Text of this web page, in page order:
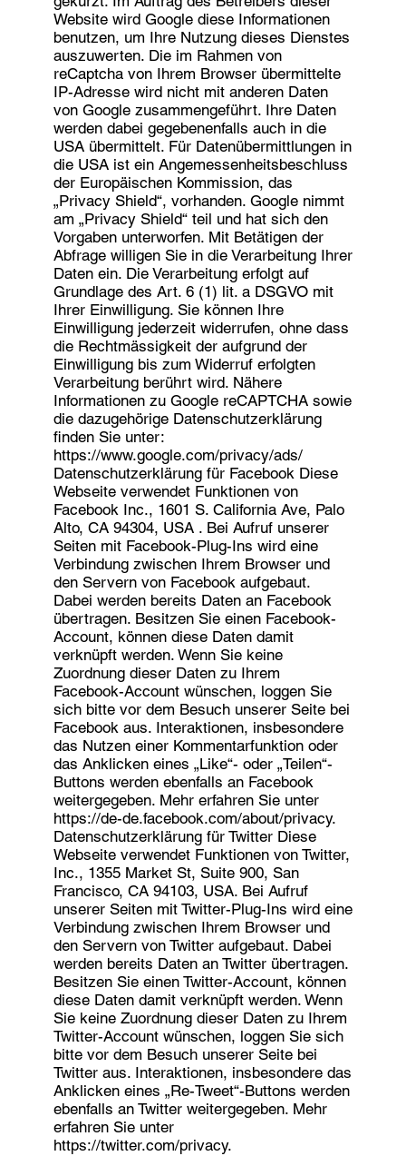
Website wird Google diese Informationen
benutzen, um Ihre Nutzung dieses Dienstes
auszuwerten. Die im Rahmen von
reCaptcha von Ihrem Browser übermittelte
IP-Adresse wird nicht mit anderen Daten
von Google zusammengeführt. Ihre Daten
werden dabei gegebenenfalls auch in die
USA übermittelt. Für Datenübermittlungen in
die USA ist ein Angemessenheitsbeschluss
der Europäischen Kommission, das
„Privacy Shield“, vorhanden. Google nimmt
am „Privacy Shield“ teil und hat sich den
Vorgaben unterworfen. Mit Betätigen der
Abfrage willigen Sie in die Verarbeitung Ihrer
Daten ein. Die Verarbeitung erfolgt auf
Grundlage des Art. 6 (1) lit. a DSGVO mit
Ihrer Einwilligung. Sie können Ihre
Einwilligung jederzeit widerrufen, ohne dass
die Rechtmässigkeit der aufgrund der
Einwilligung bis zum Widerruf erfolgten
Verarbeitung berührt wird. Nähere
Informationen zu Google reCAPTCHA sowie
die dazugehörige Datenschutzerklärung
finden Sie unter:
https://www.google.com/privacy/ads/
Datenschutzerklärung für Facebook Diese
Webseite verwendet Funktionen von
Facebook Inc., 1601 S. California Ave, Palo
Alto, CA 94304, USA . Bei Aufruf unserer
Seiten mit Facebook-Plug-Ins wird eine
Verbindung zwischen Ihrem Browser und
den Servern von Facebook aufgebaut.
Dabei werden bereits Daten an Facebook
übertragen. Besitzen Sie einen Facebook-
Account, können diese Daten damit
verknüpft werden. Wenn Sie keine
Zuordnung dieser Daten zu Ihrem
Facebook-Account wünschen, loggen Sie
sich bitte vor dem Besuch unserer Seite bei
Facebook aus. Interaktionen, insbesondere
das Nutzen einer Kommentarfunktion oder
das Anklicken eines „Like“- oder „Teilen“-
Buttons werden ebenfalls an Facebook
weitergegeben. Mehr erfahren Sie unter
https://de-de.facebook.com/about/privacy.
Datenschutzerklärung für Twitter Diese
Webseite verwendet Funktionen von Twitter,
Inc., 1355 Market St, Suite 900, San
Francisco, CA 94103, USA. Bei Aufruf
unserer Seiten mit Twitter-Plug-Ins wird eine
Verbindung zwischen Ihrem Browser und
den Servern von Twitter aufgebaut. Dabei
werden bereits Daten an Twitter übertragen.
Besitzen Sie einen Twitter-Account, können
diese Daten damit verknüpft werden. Wenn
Sie keine Zuordnung dieser Daten zu Ihrem
Twitter-Account wünschen, loggen Sie sich
bitte vor dem Besuch unserer Seite bei
Twitter aus. Interaktionen, insbesondere das
Anklicken eines „Re-Tweet“-Buttons werden
ebenfalls an Twitter weitergegeben. Mehr
erfahren Sie unter
https://twitter.com/privacy.